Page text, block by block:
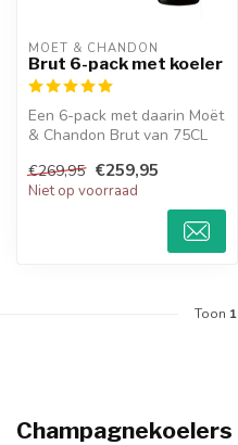
MOËT & CHANDON
Brut 6-pack met koeler
Een 6-pack met daarin Moët
& Chandon Brut van 75CL
Chand...
€269,95 €259,95
Niet op voorraad
Toon 1
Champagnekoelers